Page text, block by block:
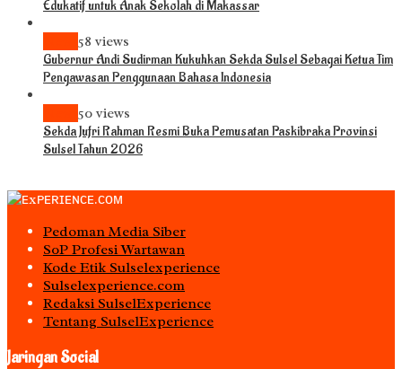
Edukatif untuk Anak Sekolah di Makassar
58 views
Gubernur Andi Sudirman Kukuhkan Sekda Sulsel Sebagai Ketua Tim
Pengawasan Penggunaan Bahasa Indonesia
50 views
Sekda Jufri Rahman Resmi Buka Pemusatan Paskibraka Provinsi
Sulsel Tahun 2026
Pedoman Media Siber
S0P Profesi Wartawan
Kode Etik Sulselexperience
Sulselexperience.com
Redaksi SulselExperience
Tentang SulselExperience
Jaringan Social